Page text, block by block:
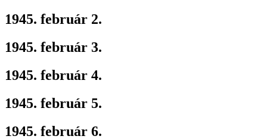
1945. február 2.
1945. február 3.
1945. február 4.
1945. február 5.
1945. február 6.